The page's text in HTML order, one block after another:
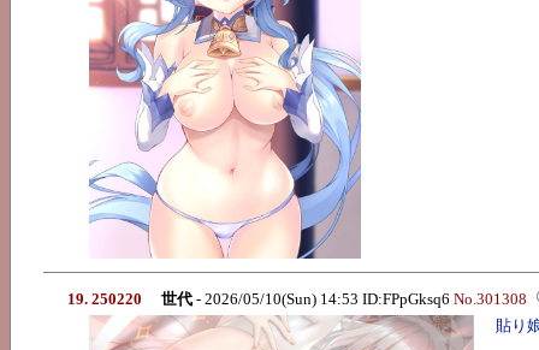
19. 250220 世代 - 2026/05/10(Sun) 14:53 ID:FPpGksq6 No.301308
貼り